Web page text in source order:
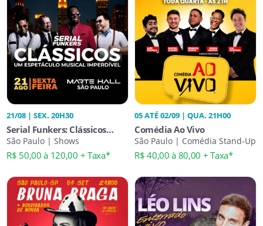
21/08 | SEX. 20H30
Serial Funkers: Clássicos
Imperdíveis Ao Vivo
São Paulo | Shows
R$ 50,00 à 120,00 + Taxa*
05 ATÉ 02/09 | QUA. 21H00
Comédia Ao Vivo
São Paulo | Comédia Stand-Up
R$ 40,00 à 80,00 + Taxa*